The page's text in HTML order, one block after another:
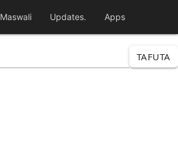
Maswali Updates. Apps
TAFUTA